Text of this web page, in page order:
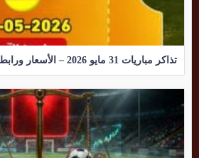
تذاكر مباريات 31 مايو 2026 – الأسعار ورابط الحجز المباشر